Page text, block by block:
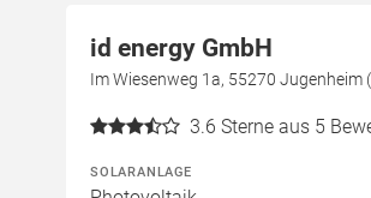
id energy GmbH
Im Wiesenweg 1a, 55270
3.6 Sterne aus 5
SOLARANLAGE